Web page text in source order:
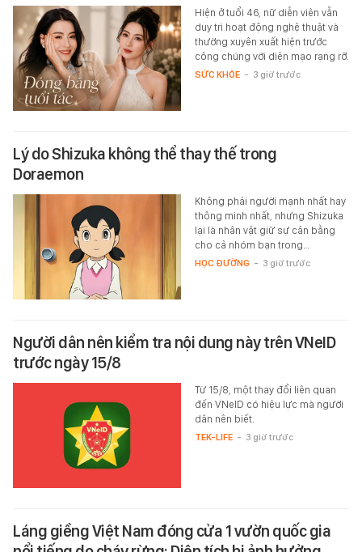
Hiện ở tuổi 46, nữ diễn viên vẫn
duy trì hoạt động nghệ thuật và
thường xuyên xuất hiện trước
công chúng với diện mạo rạng rỡ.
SỨC KHỎE - 3 giờ trước
Lý do Shizuka không thể thay thế trong
Doraemon
Không phải người mạnh nhất hay
thông minh nhất, nhưng Shizuka
lại là nhân vật giữ sự cân bằng
cho cả nhóm bạn trong…
HỌC ĐƯỜNG - 3 giờ trước
Người dân nên kiểm tra nội dung này trên VNeID
trước ngày 15/8
Từ 15/8, một thay đổi liên quan
đến VNeID có hiệu lực mà người
dân nên biết.
TEK-LIFE - 3 giờ trước
Láng giềng Việt Nam đóng cửa 1 vườn quốc gia